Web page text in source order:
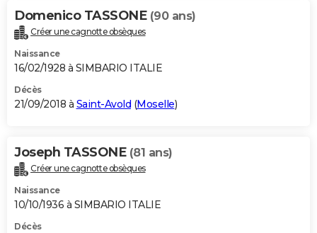
Domenico TASSONE (90 ans)
Créer une cagnotte obsèques
Naissance
16/02/1928 à SIMBARIO ITALIE
Décès
21/09/2018 à Saint-Avold (Moselle)
Joseph TASSONE (81 ans)
Créer une cagnotte obsèques
Naissance
10/10/1936 à SIMBARIO ITALIE
Décès